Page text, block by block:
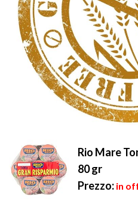
Rio Mare
80 gr
Prezzo: in